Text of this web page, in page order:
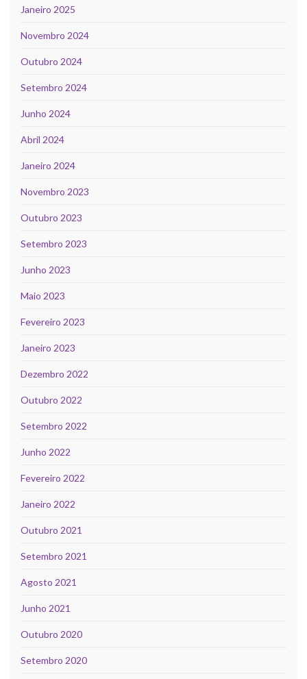
Janeiro 2025
Novembro 2024
Outubro 2024
Setembro 2024
Junho 2024
Abril 2024
Janeiro 2024
Novembro 2023
Outubro 2023
Setembro 2023
Junho 2023
Maio 2023
Fevereiro 2023
Janeiro 2023
Dezembro 2022
Outubro 2022
Setembro 2022
Junho 2022
Fevereiro 2022
Janeiro 2022
Outubro 2021
Setembro 2021
Agosto 2021
Junho 2021
Outubro 2020
Setembro 2020